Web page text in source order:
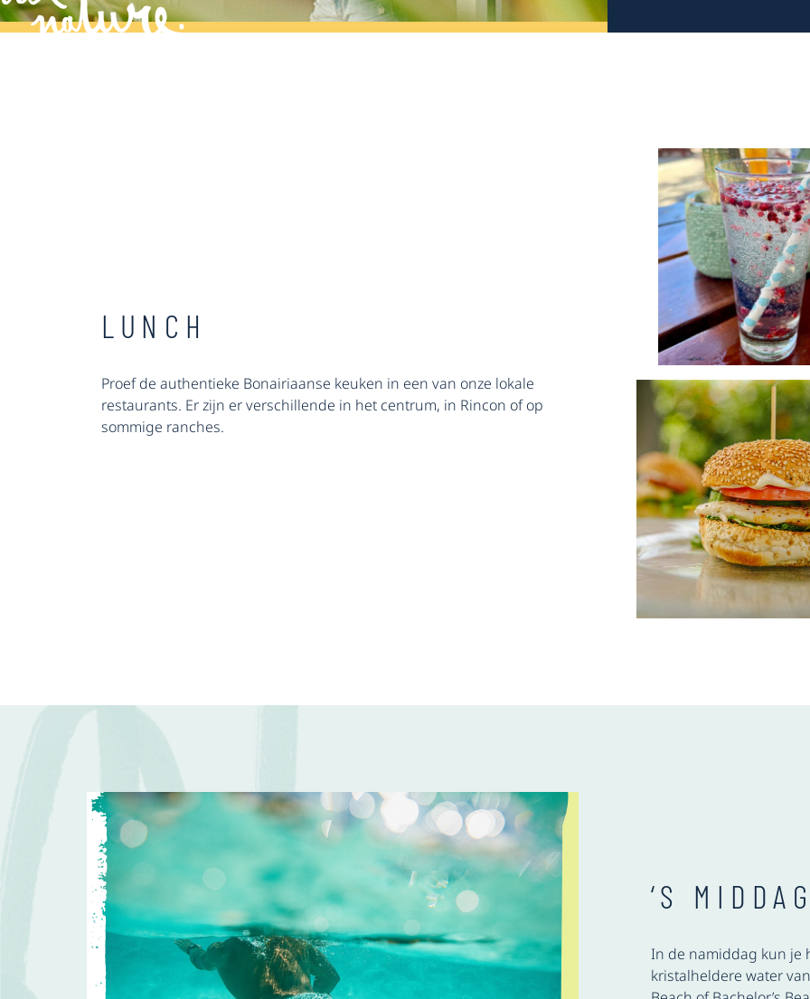
LUNCH
Proef de authentieke Bonairiaanse keuken in een van onze lokale
restaurants. Er zijn er verschillende in het centrum, in Rincon of op
sommige ranches.
‘S
In de namiddag kun je
kristalheldere water